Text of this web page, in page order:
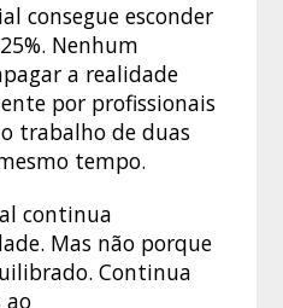
consegue esconder
Nenhum
a realidade
por profissionais
trabalho de duas
tempo.
continua
Mas não porque
Continua
ao